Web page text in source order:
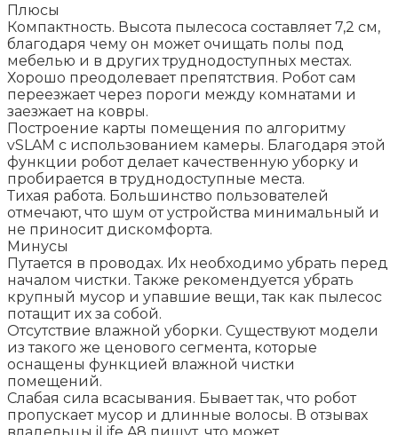
Плюсы
Компактность. Высота пылесоса составляет 7,2 см,
благодаря чему он может очищать полы под
мебелью и в других труднодоступных местах.
Хорошо преодолевает препятствия. Робот сам
переезжает через пороги между комнатами и
заезжает на ковры.
Построение карты помещения по алгоритму
vSLAM с использованием камеры. Благодаря этой
функции робот делает качественную уборку и
пробирается в труднодоступные места.
Тихая работа. Большинство пользователей
отмечают, что шум от устройства минимальный и
не приносит дискомфорта.
Минусы
Путается в проводах. Их необходимо убрать перед
началом чистки. Также рекомендуется убрать
крупный мусор и упавшие вещи, так как пылесос
потащит их за собой.
Отсутствие влажной уборки. Существуют модели
из такого же ценового сегмента, которые
оснащены функцией влажной чистки
помещений.
Слабая сила всасывания. Бывает так, что робот
пропускает мусор и длинные волосы. В отзывах
владельцы iLife A8 пишут, что может